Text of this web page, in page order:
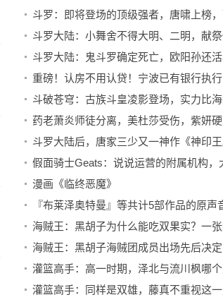
重磅！认房不用认贷！宁波已有银行执行
漫画《临终恶魔》